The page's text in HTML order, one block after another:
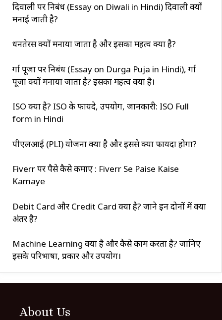
दिवाली पर निबंध (Essay on Diwali in Hindi) दिवाली क्यों
मनाई जाती है?
धनतेरस क्यों मनाया जाता है और इसका महत्व क्या है?
दुर्गा पूजा पर निबंध (Essay on Durga Puja in Hindi), दुर्गा
पूजा क्यों मनाया जाता है? इसका महत्व क्या है।
ISO क्या है? ISO के फायदे, उपयोग, जानकारी: ISO Full
form in Hindi
पीएलआई (PLI) योजना क्या है और इससे क्या फायदा होगा?
Fiverr पर पैसे कैसे कमाए : Fiverr Se Paise Kaise
Kamaye
Debit Card और Credit Card क्या है? जाने इन दोनों में क्या
अंतर है?
Machine Learning क्या है और कैसे काम करता है? जानिए
इसके परिभाषा, प्रकार और उपयोग।
About Us